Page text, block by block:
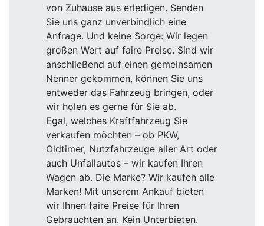
von Zuhause aus erledigen. Senden
Sie uns ganz unverbindlich eine
Anfrage. Und keine Sorge: Wir legen
großen Wert auf faire Preise. Sind wir
anschließend auf einen gemeinsamen
Nenner gekommen, können Sie uns
entweder das Fahrzeug bringen, oder
wir holen es gerne für Sie ab.
Egal, welches Kraftfahrzeug Sie
verkaufen möchten – ob PKW,
Oldtimer, Nutzfahrzeuge aller Art oder
auch Unfallautos – wir kaufen Ihren
Wagen ab. Die Marke? Wir kaufen alle
Marken! Mit unserem Ankauf bieten
wir Ihnen faire Preise für Ihren
Gebrauchten an. Kein Unterbieten.